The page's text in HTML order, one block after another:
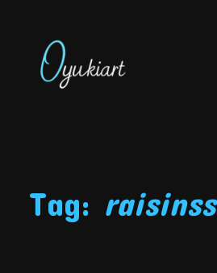
content
Tag: